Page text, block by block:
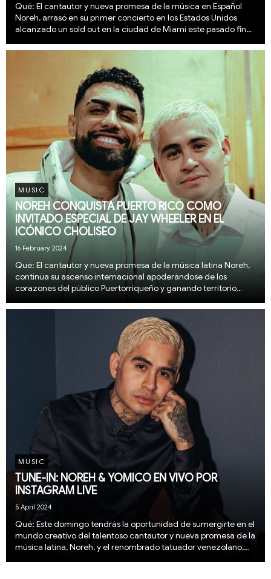
Qué: El cantautor y nueva promesa de la música en Español
Noreh, arrasó en su primer concierto en los Estados Unidos
alcanzado un sold out en la ciudad de Miami este pasado fin
más especial, hubo un dueto junto...
MUSIC
NOREH CONQUISTA PUERTO RICO COMO
INVITADO ESPECIAL DE JAY WHEELER EN EL
ICÓNICO CHOLISEO
16 February 2024
Qué: El cantautor y nueva promesa de la música latina Noreh,
continúa su ascenso internacional apoderándose de los
corazones del público Puertorriqueño y ganando territorio
conciertos de Jay Wheeler como uno...
MUSIC
TUNE-IN: NOREH & YOMICO EN VIVO POR
INSTAGRAM LIVE
5 April 2024
Qué: Este domingo tendrás la oportunidad de sumergirte en el
mundo creativo del talentoso cantautor y nueva promesa de la
música latina, Noreh, y el renombrado tatuador venezolano,